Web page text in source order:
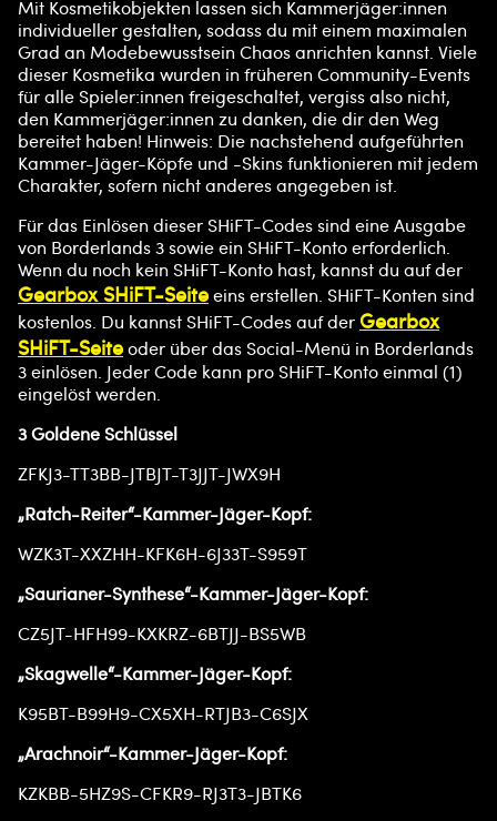
Mit Kosmetikobjekten lassen sich Kammerjäger:innen
individueller gestalten, sodass du mit einem maximalen
Grad an Modebewusstsein Chaos anrichten kannst. Viele
dieser Kosmetika wurden in früheren Community-Events
für alle Spieler:innen freigeschaltet, vergiss also nicht,
den Kammerjäger:innen zu danken, die dir den Weg
bereitet haben! Hinweis: Die nachstehend aufgeführten
Kammer-Jäger-Köpfe und -Skins funktionieren mit jedem
Charakter, sofern nicht anderes angegeben ist.
Für das Einlösen dieser SHiFT-Codes sind eine Ausgabe
von Borderlands 3 sowie ein SHiFT-Konto erforderlich.
Wenn du noch kein SHiFT-Konto hast, kannst du auf der
Gearbox SHiFT-Seiteeins erstellen. SHiFT-Konten sind
kostenlos. Du kannst SHiFT-Codes auf derGearbox
SHiFT-Seiteoder über das Social-Menü in Borderlands
3 einlösen. Jeder Code kann pro SHiFT-Konto einmal (1)
eingelöst werden.
3 Goldene Schlüssel
ZFKJ3-TT3BB-JTBJT-T3JJT-JWX9H
„Ratch-Reiter“-Kammer-Jäger-Kopf:
WZK3T-XXZHH-KFK6H-6J33T-S959T
„Saurianer-Synthese“-Kammer-Jäger-Kopf:
CZ5JT-HFH99-KXKRZ-6BTJJ-BS5WB
„Skagwelle“-Kammer-Jäger-Kopf:
K95BT-B99H9-CX5XH-RTJB3-C6SJX
„Arachnoir“-Kammer-Jäger-Kopf:
KZKBB-5HZ9S-CFKR9-RJ3T3-JBTK6